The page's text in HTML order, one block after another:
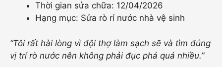
Thời gian sửa chữa: 12/04/2026
Hạng mục: Sửa rò rỉ nước nhà vệ sinh
“Tôi rất hài lòng vì đội thợ làm sạch sẽ và tìm đúng
vị trí rò nước nên không phải đục phá quá nhiều.”